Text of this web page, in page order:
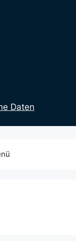
Daten